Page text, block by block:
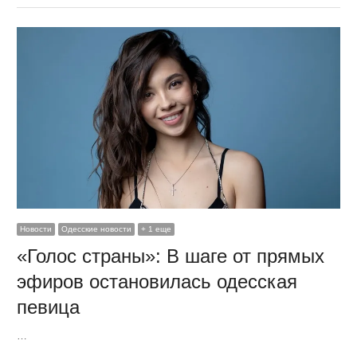
Новости Одесские новости + 1 еще
«Голос страны»: В шаге от прямых
эфиров остановилась одесская
певица
…